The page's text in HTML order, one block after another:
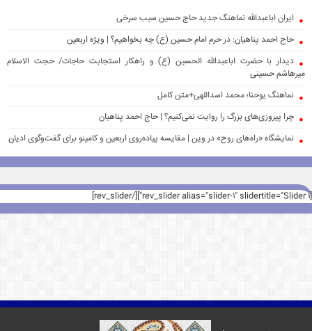
ایران اباعبدالله نماهنگ جدید حاج حسین سیب سرخی
حاج احمد پناهیان: در حرم امام حسین (ع) چه بخواهیم؟ | ویژه اربعین
دیدار با حضرت اباعبدالله الحسین (ع) و راهکار استجابت حاجات/ حجت الاسلام
میرهاشم حسینی
نماهنگ یوحنا؛ محمد اسداللهی+متن کامل
چرا پیروزی‌های بزرگ را روایت نمی‌کنیم؟ | حاج احمد پناهیان
نمایشگاه «راه‌های روح» در وین | مقایسه پیاده‌روی اربعین و کامینو برای گفت‌وگوی ادیان
[rev_slider alias="slider-1" slidertitle="Slider 1"][/rev_slider]